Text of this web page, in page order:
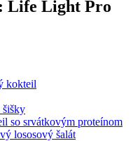
Life Light Pro
kokteil
šišky
so srvátkovým proteínom
lososový šalát